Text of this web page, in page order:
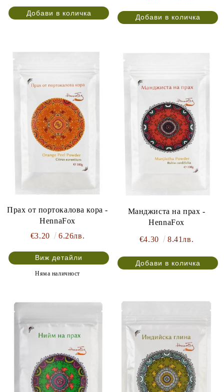
Прах от портокалова кора -
HennaFox
€3.20
6.26лв.
Виж детайли
Няма наличност
Манджиста на прах -
HennaFox
€4.30
8.41лв.